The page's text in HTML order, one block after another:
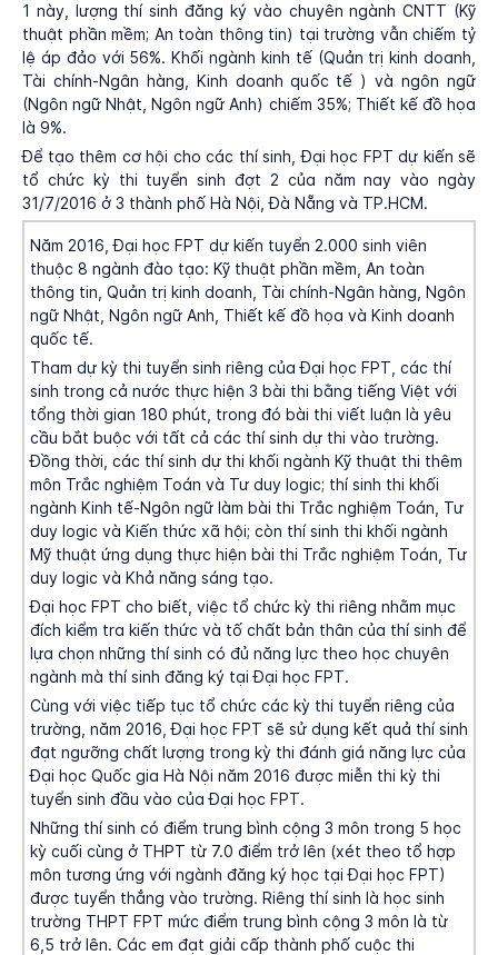
1 này, lượng thí sinh đăng ký vào chuyên ngành CNTT (Kỹ
thuật phần mềm; An toàn thông tin) tại trường vẫn chiếm tỷ
lệ áp đảo với 56%. Khối ngành kinh tế (Quản trị kinh doanh,
Tài chính-Ngân hàng, Kinh doanh quốc tế ) và ngôn ngữ
(Ngôn ngữ Nhật, Ngôn ngữ Anh) chiếm 35%; Thiết kế đồ họa
là 9%.
Để tạo thêm cơ hội cho các thí sinh, Đại học FPT dự kiến sẽ
tổ chức kỳ thi tuyển sinh đợt 2 của năm nay vào ngày
31/7/2016 ở 3 thành phố Hà Nội, Đà Nẵng và TP.HCM.
Năm 2016, Đại học FPT dự kiến tuyển 2.000 sinh viên
thuộc 8 ngành đào tạo: Kỹ thuật phần mềm, An toàn
thông tin, Quản trị kinh doanh, Tài chính-Ngân hàng, Ngôn
ngữ Nhật, Ngôn ngữ Anh, Thiết kế đồ họa và Kinh doanh
quốc tế.
Tham dự kỳ thi tuyển sinh riêng của Đại học FPT, các thí
sinh trong cả nước thực hiện 3 bài thi bằng tiếng Việt với
tổng thời gian 180 phút, trong đó bài thi viết luận là yêu
cầu bắt buộc với tất cả các thí sinh dự thi vào trường.
Đồng thời, các thí sinh dự thi khối ngành Kỹ thuật thi thêm
môn Trắc nghiệm Toán và Tư duy logic; thí sinh thi khối
ngành Kinh tế-Ngôn ngữ làm bài thi Trắc nghiệm Toán, Tư
duy logic và Kiến thức xã hội; còn thí sinh thi khối ngành
Mỹ thuật ứng dụng thực hiện bài thi Trắc nghiệm Toán, Tư
duy logic và Khả năng sáng tạo.
Đại học FPT cho biết, việc tổ chức kỳ thi riêng nhằm mục
đích kiểm tra kiến thức và tố chất bản thân của thí sinh để
lựa chọn những thí sinh có đủ năng lực theo học chuyên
ngành mà thí sinh đăng ký tại Đại học FPT.
Cùng với việc tiếp tục tổ chức các kỳ thi tuyển riêng của
trường, năm 2016, Đại học FPT sẽ sử dụng kết quả thí sinh
đạt ngưỡng chất lượng trong kỳ thi đánh giá năng lực của
Đại học Quốc gia Hà Nội năm 2016 được miễn thi kỳ thi
tuyển sinh đầu vào của Đại học FPT.
Những thí sinh có điểm trung bình cộng 3 môn trong 5 học
kỳ cuối cùng ở THPT từ 7.0 điểm trở lên (xét theo tổ hợp
môn tương ứng với ngành đăng ký học tại Đại học FPT)
được tuyển thẳng vào trường. Riêng thí sinh là học sinh
trường THPT FPT mức điểm trung bình cộng 3 môn là từ
6,5 trở lên. Các em đạt giải cấp thành phố cuộc thi